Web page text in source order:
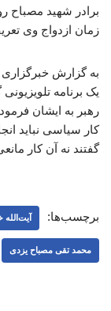
برادر شهید مصباح
زمان ازدواج وی
به گزارش خبرگزاری
یک برنامه
رهبر به ایشان
کار سیاسی نباید
گفتند نه آن کار
برچسب‌ها: آیت‌الله
محمد تقی مصباح یزدی